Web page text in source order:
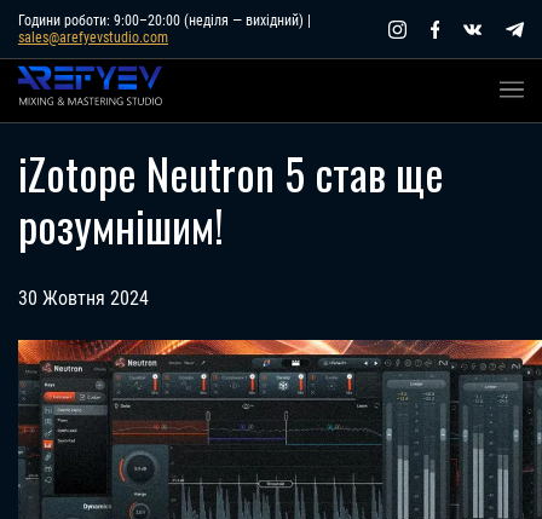
Skip
content
Години роботи: 9:00–20:00 (неділя — вихідний) |
sales@arefyevstudio.com
iZotope Neutron 5 став ще
розумнішим!
30 Жовтня 2024